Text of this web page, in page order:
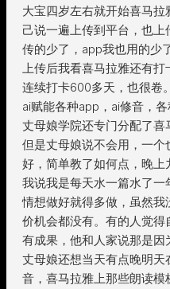
大宝四岁左右就开始喜马
己说一遍上传到平台，也
传的少了，app我也用的少了
上传后我看喜马拉雅还有
连续打卡600多天，也很卷。
ai赋能各种app，ai修音，
丈母娘学院还专门分配了喜
但是丈母娘说不会用，一
好，简单教了如何点，晚上
我说我是每天水一篇水了
情想做好就得多做，虽然
价机会都没有。有的人觉
有成果，他和人家说那是因
丈母娘还想当天有点晚明
音，喜马拉雅上那些朗读